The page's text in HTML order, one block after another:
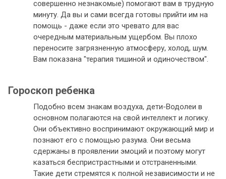
совершенно незнакомые) помогают вам в трудную
минуту. Да вы и сами всегда готовы прийти им на
помощь - даже если это чревато для вас
очередным материальным ущербом. Вы плохо
переносите загрязненную атмосферу, холод, шум.
Вам показана "терапия тишиной и одиночеством".
Гороскоп ребенка
Подобно всем знакам воздуха, дети-Водолеи в
основном полагаются на свой интеллект и логику.
Они объективно воспринимают окружающий мир и
познают его с помощью разума. Они весьма
сдержаны в проявлении эмоций и поэтому могут
казаться беспристрастными и отстраненными.
Такие дети стремятся к полной независимости и не